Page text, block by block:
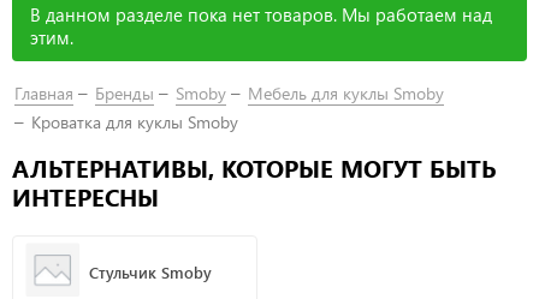
В данном разделе пока нет товаров. Мы работаем над
этим.
Главная Бренды Smoby
Мебель для куклы Smoby
Кроватка для куклы Smoby
АЛЬТЕРНАТИВЫ, КОТОРЫЕ МОГУТ БЫТЬ
ИНТЕРЕСНЫ
Стульчик Smoby